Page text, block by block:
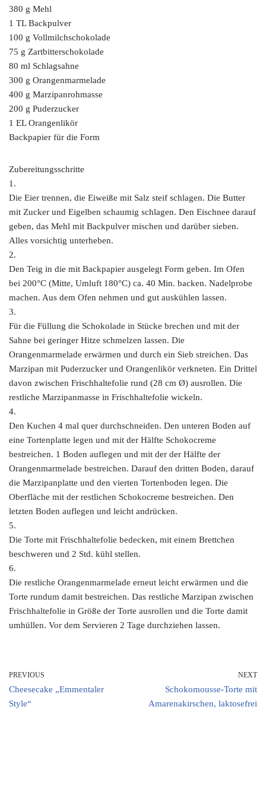
380 g Mehl
1 TL Backpulver
100 g Vollmilchschokolade
75 g Zartbitterschokolade
80 ml Schlagsahne
300 g Orangenmarmelade
400 g Marzipanrohmasse
200 g Puderzucker
1 EL Orangenlikör
Backpapier für die Form
Zubereitungsschritte
1.
Die Eier trennen, die Eiweiße mit Salz steif schlagen. Die Butter
mit Zucker und Eigelben schaumig schlagen. Den Eischnee darauf
geben, das Mehl mit Backpulver mischen und darüber sieben.
Alles vorsichtig unterheben.
2.
Den Teig in die mit Backpapier ausgelegt Form geben. Im Ofen
bei 200°C (Mitte, Umluft 180°C) ca. 40 Min. backen. Nadelprobe
machen. Aus dem Ofen nehmen und gut auskühlen lassen.
3.
Für die Füllung die Schokolade in Stücke brechen und mit der
Sahne bei geringer Hitze schmelzen lassen. Die
Orangenmarmelade erwärmen und durch ein Sieb streichen. Das
Marzipan mit Puderzucker und Orangenlikör verkneten. Ein Drittel
davon zwischen Frischhaltefolie rund (28 cm Ø) ausrollen. Die
restliche Marzipanmasse in Frischhaltefolie wickeln.
4.
Den Kuchen 4 mal quer durchschneiden. Den unteren Boden auf
eine Tortenplatte legen und mit der Hälfte Schokocreme
bestreichen. 1 Boden auflegen und mit der der Hälfte der
Orangenmarmelade bestreichen. Darauf den dritten Boden, darauf
die Marzipanplatte und den vierten Tortenboden legen. Die
Oberfläche mit der restlichen Schokocreme bestreichen. Den
letzten Boden auflegen und leicht andrücken.
5.
Die Torte mit Frischhaltefolie bedecken, mit einem Brettchen
beschweren und 2 Std. kühl stellen.
6.
Die restliche Orangenmarmelade erneut leicht erwärmen und die
Torte rundum damit bestreichen. Das restliche Marzipan zwischen
Frischhaltefolie in Größe der Torte ausrollen und die Torte damit
umhüllen. Vor dem Servieren 2 Tage durchziehen lassen.
PREVIOUS
Cheesecake „Emmentaler
Style“
NEXT
Schokomousse-Torte mit
Amarenakirschen, laktosefrei